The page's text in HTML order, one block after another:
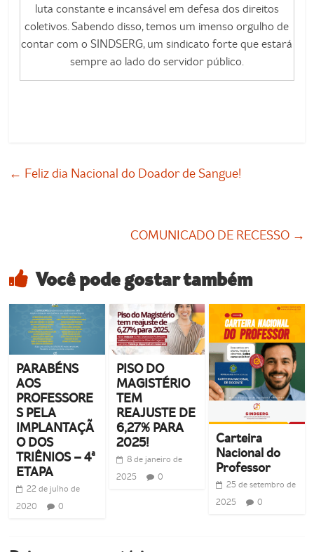
luta constante e incansável em defesa dos direitos
coletivos. Sabendo disso, temos um imenso orgulho de
contar com o SINDSERG, um sindicato forte que estará
sempre ao lado do servidor público.
← Feliz dia Nacional do Doador de Sangue!
COMUNICADO DE RECESSO →
Você pode gostar também
PARABÉNS
AOS
PROFESSORE
S PELA
IMPLANTAÇÃ
O DOS
TRIÊNIOS – 4ª
ETAPA
22 de julho de
2020
0
PISO DO
MAGISTÉRIO
TEM
REAJUSTE DE
6,27% PARA
2025!
8 de janeiro de
2025
0
Carteira
Nacional do
Professor
25 de setembro de
2025
0